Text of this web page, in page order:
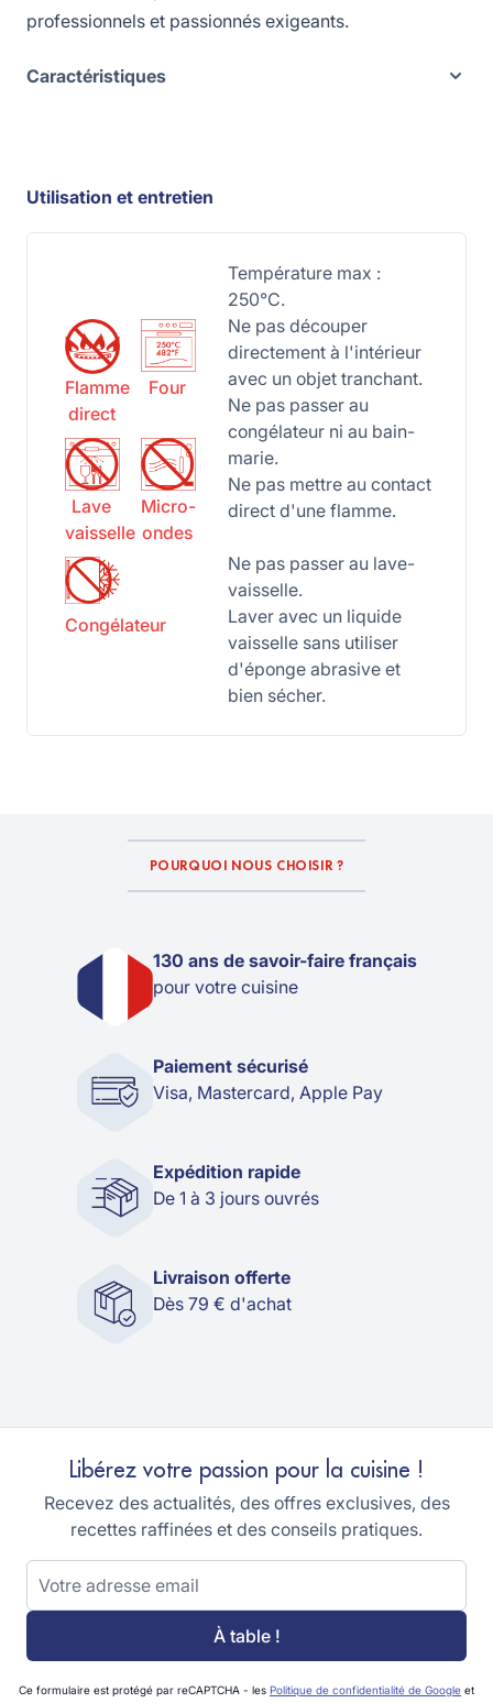
professionnels et passionnés exigeants.
Caractéristiques
Utilisation et entretien
Flamme
direct
Four
Lave
vaisselle
Micro-
ondes
Congélateur
Température max :
250°C.
Ne pas découper
directement à l'intérieur
avec un objet tranchant.
Ne pas passer au
congélateur ni au bain-
marie.
Ne pas mettre au contact
direct d'une flamme.
Ne pas passer au lave-
vaisselle.
Laver avec un liquide
vaisselle sans utiliser
d'éponge abrasive et
bien sécher.
POURQUOI NOUS CHOISIR ?
130 ans de savoir-faire français
pour votre cuisine
Paiement sécurisé
Visa, Mastercard, Apple Pay
Expédition rapide
De 1 à 3 jours ouvrés
Livraison offerte
Dès 79 € d'achat
Libérez votre passion pour la cuisine !
Recevez des actualités, des offres exclusives, des
recettes raffinées et des conseils pratiques.
Adresse email
À table !
Ce formulaire est protégé par reCAPTCHA - les Politique de confidentialité de Google et